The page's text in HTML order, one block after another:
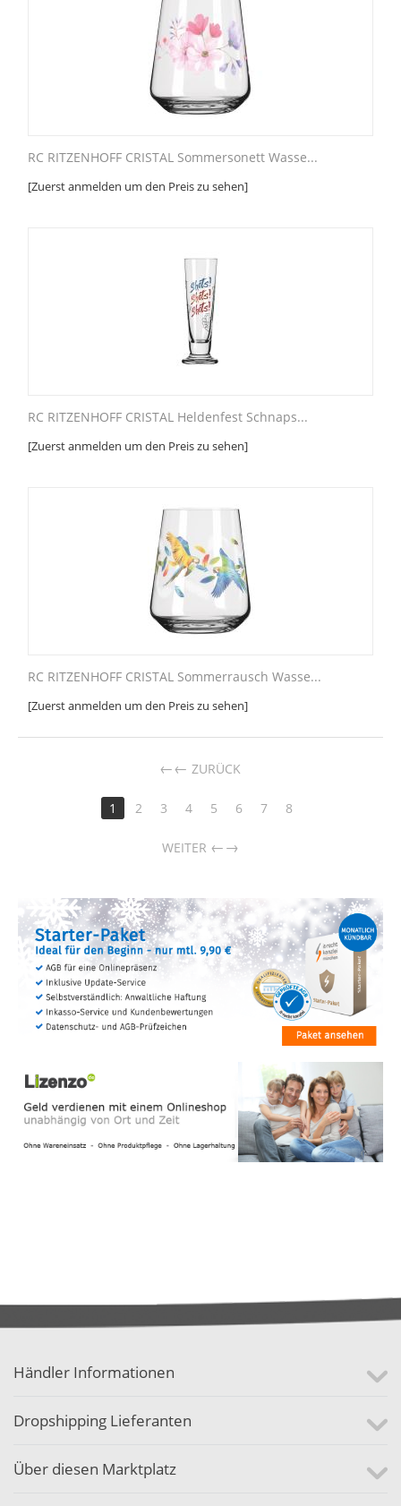
RC RITZENHOFF CRISTAL Sommersonett Wasse...
[Zuerst anmelden um den Preis zu sehen]
RC RITZENHOFF CRISTAL Heldenfest Schnaps...
[Zuerst anmelden um den Preis zu sehen]
RC RITZENHOFF CRISTAL Sommerrausch Wasse...
[Zuerst anmelden um den Preis zu sehen]
← ZURÜCK
1 2 3 4 5 6 7 8
WEITER →
Händler Informationen
Dropshipping Lieferanten
Über diesen Marktplatz